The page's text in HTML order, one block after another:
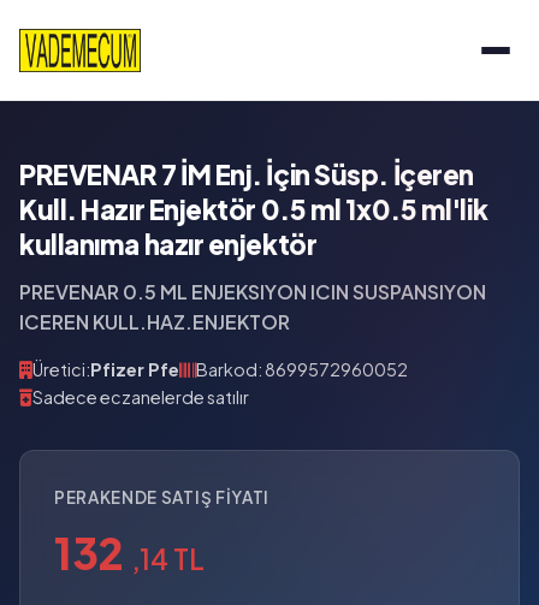
PREVENAR 7 İM Enj. İçin Süsp. İçeren
Kull. Hazır Enjektör 0.5 ml 1x0.5 ml'lik
kullanıma hazır enjektör
PREVENAR 0.5 ML ENJEKSIYON ICIN SUSPANSIYON
ICEREN KULL.HAZ.ENJEKTOR
Üretici:Pfizer Pfe
Barkod: 8699572960052
Sadece eczanelerde satılır
PERAKENDE SATIŞ FIYATI
132 ,14 TL